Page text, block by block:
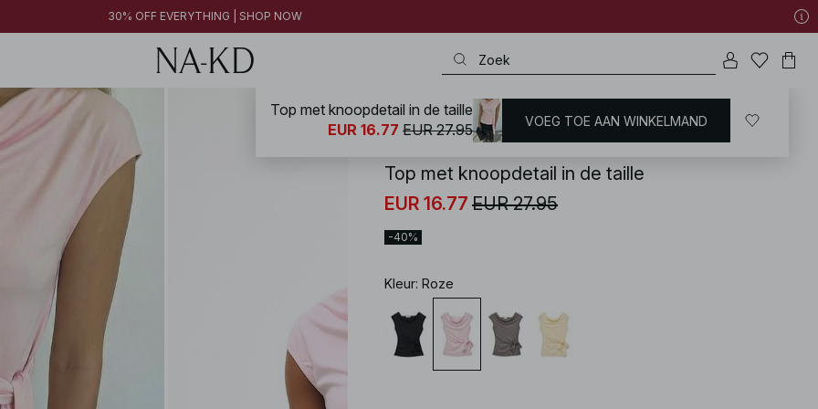
30% OFF EVERYTHING | SHOP NOW
NA-KD / Tops / Mouwloze Tops
Top met knoopdetail in de taille
EUR 16.77 EUR 27.95
-40%
Kleur: Roze
Top met knoopdetail in de taille
EUR 16.77 EUR 27.95 VOEG TOE AAN WINKELMAND